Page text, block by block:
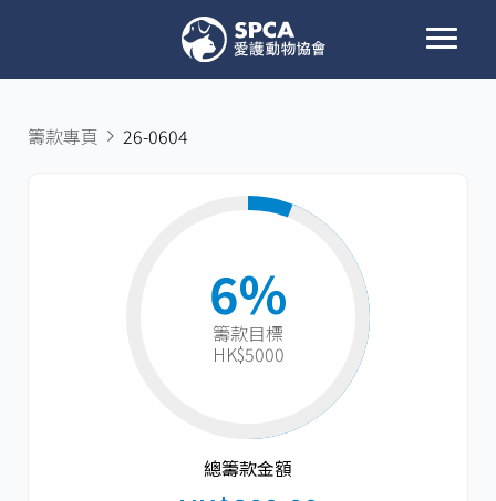
籌款專頁 26-0604
6%
籌款目標​
HK$5000
總籌款金額​